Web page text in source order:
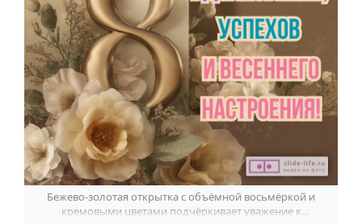
Бежево-золотая открытка с объёмной восьмёркой и
кремовыми цветами подчёркивает уважение к